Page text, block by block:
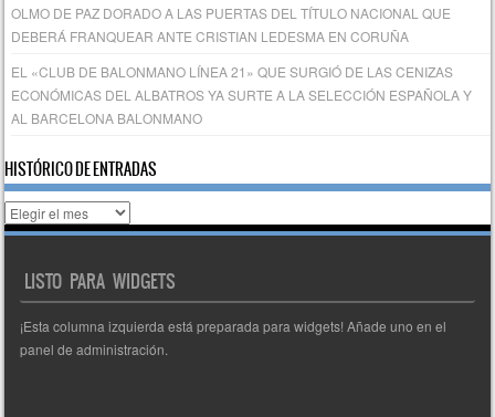
OLMO DE PAZ DORADO A LAS PUERTAS DEL TÍTULO NACIONAL QUE
DEBERÁ FRANQUEAR ANTE CRISTIAN LEDESMA EN CORUÑA
EL «CLUB DE BALONMANO LÍNEA 21» QUE SURGIÓ DE LAS CENIZAS
ECONÓMICAS DEL ALBATROS YA SURTE A LA SELECCIÓN ESPAÑOLA Y
AL BARCELONA BALONMANO
HISTÓRICO DE ENTRADAS
Histórico
de
LISTO PARA WIDGETS
¡Esta columna izquierda está preparada para widgets! Añade uno en el
panel de administración.